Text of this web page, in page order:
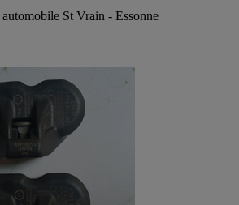
automobile St Vrain - Essonne